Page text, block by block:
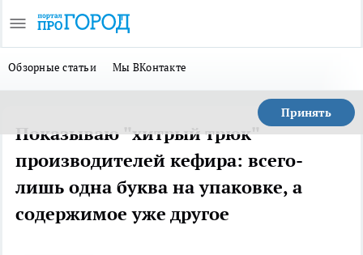
Обзорные статьи Мы ВКонтакте
Принять
Показываю "хитрый трюк"
производителей кефира: всего-
лишь одна буква на упаковке, а
содержимое уже другое